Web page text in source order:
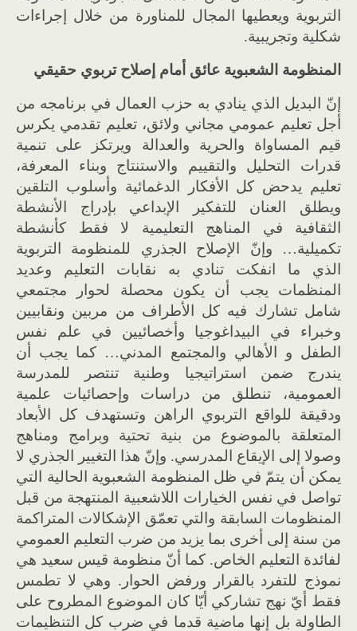
التربوية ويعطيها المجال للمناورة من خلال إجراءات
شكلية وتجريبية.
المنظومة الشعبوية عائق أمام إصلاح تربوي حقيقي
إنّ البديل الذي ينادي به حزب العمال في برنامجه من
أجل تعليم عمومي مجاني ولائق، تعليم تقدمي يكرس
قيم المساواة والحرية والعدالة ويرتكز على تنمية
قدرات التحليل والتقييم والاستنتاج وبناء المعرفة،
تعليم يدحض كل الأفكار الدغمائية وأسلوب التلقين
ويطلق العنان للتفكير الإبداعي بإدراج الأنشطة
الثقافية في المناهج التعليمية لا فقط كأنشطة
تكميلية… وإنّ الإصلاح الجذري للمنظومة التربوية
الذي ما انفكت تنادي به نقابات التعليم وعديد
المنظمات يجب أن يكون محصلة لحوار مجتمعي
شامل تشارك فيه كل الأطراف من مربين ونقابيين
وخبراء في البيداغوجيا وأخصائيين في علم نفس
الطفل و الأهالي والمجتمع المدني… كما يجب أن
يندرج ضمن استراتيجيا وطنية تنتصر للمدرسة
العمومية، تنطلق من دراسات وإحصائيات علمية
ودقيقة للواقع التربوي الراهن وتستهدف كل الأبعاد
المتعلقة بالموضوع من بنية تحتية وبرامج ومناهج
وصولا إلى الإيقاع المدرسي. وإنّ هذا التغيير الجذري لا
يمكن أن يتمّ في ظل المنظومة الشعبوية الحالية التي
تواصل في نفس الخيارات اللاشعبية المنتهجة من قبل
المنظومات السابقة والتي تعمّق الإشكالات المتراكمة
من سنة إلى أخرى بما يزيد من ضرب التعليم العمومي
لفائدة التعليم الخاص. كما أنّ منظومة قيس سعيد هي
نموذج للتفرد بالقرار ورفض الحوار. وهي لا تطمس
فقط أيّ نهج تشاركي أيّا كان الموضوع المطروح على
الطاولة بل إنها ماضية قدما في ضرب كل التنظيمات